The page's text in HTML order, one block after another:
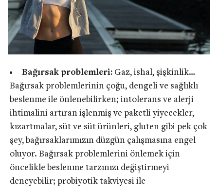
Bağırsak problemleri: Gaz, ishal, şişkinlik…
Bağırsak problemlerinin çoğu, dengeli ve sağlıklı
beslenme ile önlenebilirken; intolerans ve alerji
ihtimalini artıran işlenmiş ve paketli yiyecekler,
kızartmalar, süt ve süt ürünleri, gluten gibi pek çok
şey, bağırsaklarımızın düzgün çalışmasına engel
oluyor. Bağırsak problemlerini önlemek için
öncelikle beslenme tarzınızı değiştirmeyi
deneyebilir; probiyotik takviyesi ile